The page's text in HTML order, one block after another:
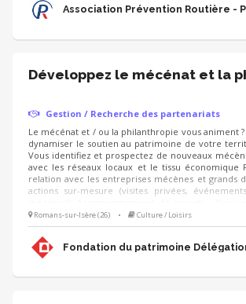
Association Prévention Routière -
Développez le mécénat et la
Gestion / Recherche des partenariats
Le mécénat et / ou la philanthropie vous animent
dynamiser le soutien au patrimoine de votre
Vous identifiez et prospectez de nouveaux
avec les réseaux locaux et le tissu économique
relation avec les entreprises mécènes et grands
actions sur-mesure (visites privées,
sauvegarde du patrimoine à soutenir et
Noël).
Romans-sur-Isère (26) • Culture / Loisirs
Fondation du patrimoine